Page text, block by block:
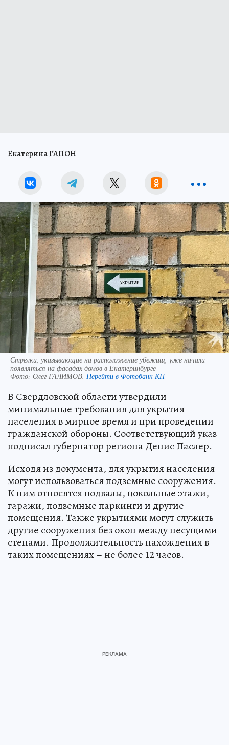
Екатерина ГАПОН
Стрелки, указывающие на расположение убежищ, уже начали
появляться на фасадах домов в Екатеринбурге
Фото: Олег ГАЛИМОВ. Перейти в Фотобанк КП
В Свердловской области утвердили
минимальные требования для укрытия
населения в мирное время и при проведении
гражданской обороны. Соответствующий указ
подписал губернатор региона Денис Паслер.
Исходя из документа, для укрытия населения
могут использоваться подземные сооружения.
К ним относятся подвалы, цокольные этажи,
гаражи, подземные паркинги и другие
помещения. Также укрытиями могут служить
другие сооружения без окон между несущими
стенами. Продолжительность нахождения в
таких помещениях – не более 12 часов.